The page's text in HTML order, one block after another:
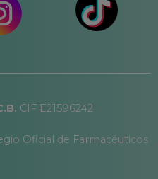
CIF E21596242
Oficial de Farmacéuticos